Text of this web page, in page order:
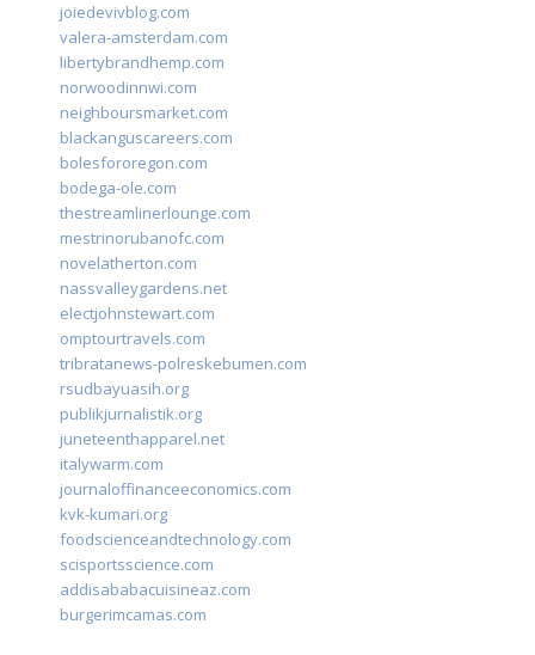
joiedevivblog.com
valera-amsterdam.com
libertybrandhemp.com
norwoodinnwi.com
neighboursmarket.com
blackanguscareers.com
bolesfororegon.com
bodega-ole.com
thestreamlinerlounge.com
mestrinorubanofc.com
novelatherton.com
nassvalleygardens.net
electjohnstewart.com
omptourtravels.com
tribratanews-polreskebumen.com
rsudbayuasih.org
publikjurnalistik.org
juneteenthapparel.net
italywarm.com
journaloffinanceeconomics.com
kvk-kumari.org
foodscienceandtechnology.com
scisportsscience.com
addisababacuisineaz.com
burgerimcamas.com